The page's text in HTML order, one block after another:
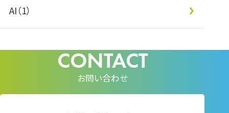
AI（1）
お問い合わせ